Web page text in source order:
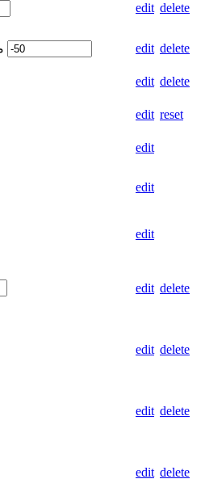
edit delete
edit delete
edit delete
edit reset
edit
edit
edit
edit delete
edit delete
edit delete
edit delete